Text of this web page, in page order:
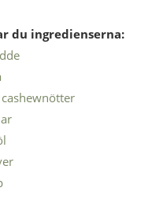
du ingredienserna: